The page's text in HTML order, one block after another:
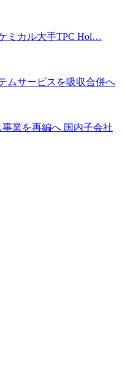
ミカル大手TPC Hol…
ムサービスを吸収合併へ
業を再編へ 国内子会社